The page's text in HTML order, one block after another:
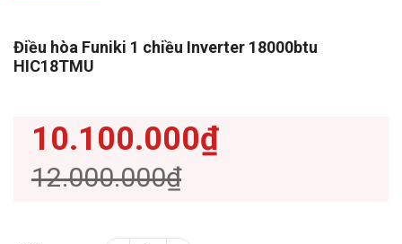
Điều hòa Funiki 1 chiều Inverter 18000btu
HIC18TMU
10.100.000₫
12.000.000₫